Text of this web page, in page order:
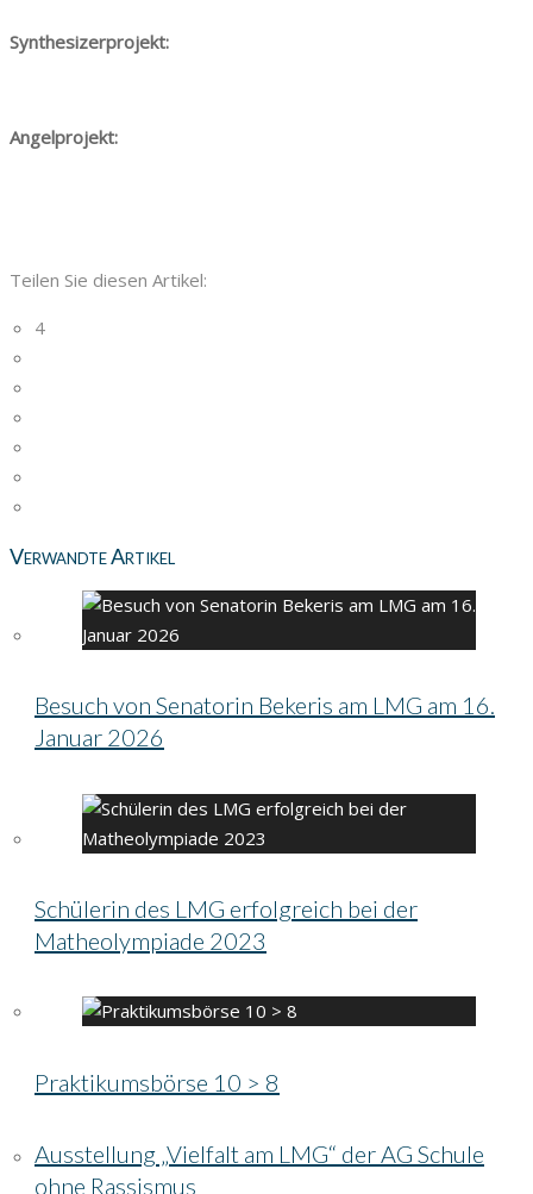
Synthesizerprojekt:
Angelprojekt:
Teilen Sie diesen Artikel:
4
Verwandte Artikel
Besuch von Senatorin Bekeris am LMG am 16.
Januar 2026
Schülerin des LMG erfolgreich bei der
Matheolympiade 2023
Praktikumsbörse 10 > 8
Ausstellung „Vielfalt am LMG“ der AG Schule
ohne Rassismus